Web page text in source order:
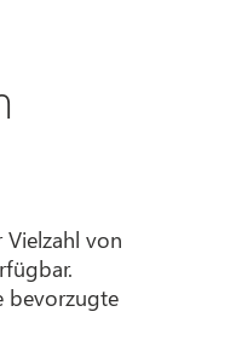
von
bevorzugte